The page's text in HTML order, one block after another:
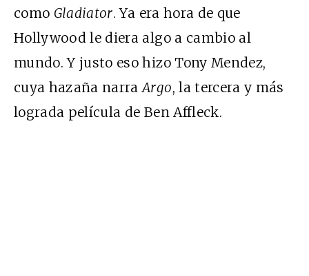
como Gladiator. Ya era hora de que
Hollywood le diera algo a cambio al
mundo. Y justo eso hizo Tony Mendez,
cuya hazaña narraArgo, la tercera y más
lograda película de Ben Affleck.